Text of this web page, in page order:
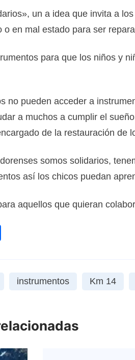
un a idea que invita a
o en mal estado para ser
para que los niños y
no pueden acceder a
a muchos a cumplir el
de la restauración de
somos solidarios,
así los chicos puedan
aquellos que quieran
instrumentos Km 14